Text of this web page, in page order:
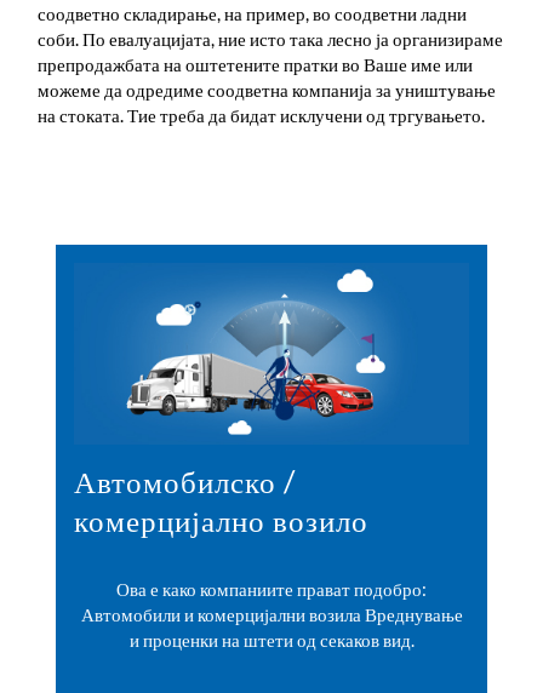
соодветно складирање, на пример, во соодветни ладни
соби. По евалуацијата, ние исто така лесно ја организираме
препродажбата на оштетените пратки во Ваше име или
можеме да одредиме соодветна компанија за уништување
на стоката. Тие треба да бидат исклучени од тргувањето.
Автомобилско /
комерцијално возило
Ова е како компаниите прават подобро:
Автомобили и комерцијални возила Вреднување
и проценки на штети од секаков вид.